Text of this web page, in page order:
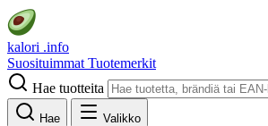
kalori .info
Suosituimmat Tuotemerkit
Hae tuotteita
Hae Valikko